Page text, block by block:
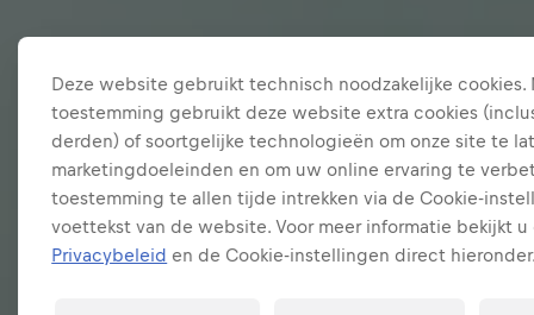
Deze website gebruikt technisch noodzakelijke cookies.
toestemming gebruikt deze website extra cookies
derden) of soortgelijke technologieën om onze site te
marketingdoeleinden en om uw online ervaring te
toestemming te allen tijde intrekken via de Cookie-
voettekst van de website. Voor meer informatie bekijkt u
Privacybeleid en de Cookie-instellingen direct